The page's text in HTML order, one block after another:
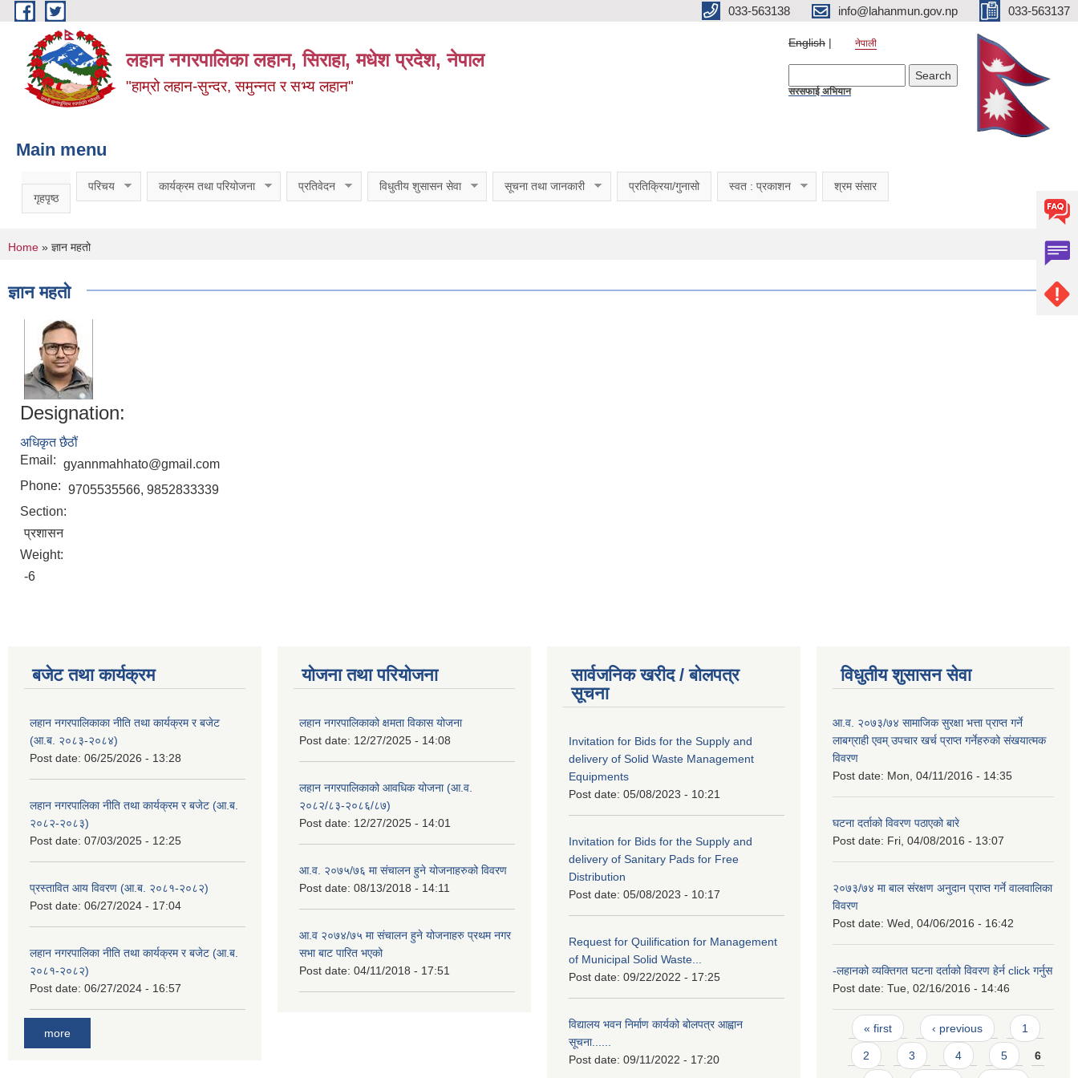
Skip to main content 033-563138 info@lahanmun.gov.np 033-563137
लहान नगरपालिका लहान, सिराहा, मधेश प्रदेश, नेपाल
"हाम्रो लहान-सुन्दर, समुन्नत र सभ्य लहान"
English नेपाली
सरसफाई अभियान
Main menu
गृहपृष्ठ
परिचय कार्यक्रम तथा परियोजना प्रतिवेदन विधुतीय शुसासन सेवा सूचना तथा जानकारी प्रतिक्रिया/गुनासो स्वत : प्रकाशन श्रम संसार
You are here
Home » ज्ञान महतो
ज्ञान महतो
Designation:
अधिकृत छैठौं
Email: gyannmahhato@gmail.com
Phone: 9705535566, 9852833339
Section:
प्रशासन
Weight:
-6
बजेट तथा कार्यक्रम
लहान नगरपालिकाका नीति तथा कार्यक्रम र बजेट
(आ.ब. २०८३-२०८४)
Post date: 06/25/2026 - 13:28
लहान नगरपालिका नीति तथा कार्यक्रम र बजेट (आ.ब.
२०८२-२०८३)
Post date: 07/03/2025 - 12:25
प्रस्तावित आय विवरण (आ.ब. २०८१-२०८२)
Post date: 06/27/2024 - 17:04
लहान नगरपालिका नीति तथा कार्यक्रम र बजेट (आ.ब.
२०८१-२०८२)
Post date: 06/27/2024 - 16:57
more
योजना तथा परियोजना
लहान नगरपालिकाको क्षमता विकास योजना
Post date: 12/27/2025 - 14:08
लहान नगरपालिकाको आवधिक योजना (आ.व.
२०८२/८३-२०८६/८७)
Post date: 12/27/2025 - 14:01
आ.व. २०७५/७६ मा संचालन हुने योजनाहरुको विवरण
Post date: 08/13/2018 - 14:11
आ.व २०७४/७५ मा संचालन हुने योजनाहरु प्रथम नगर
सभा बाट पारित भएको
Post date: 04/11/2018 - 17:51
सार्वजनिक खरीद / बोलपत्र
सूचना
Invitation for Bids for the Supply and
delivery of Solid Waste Management
Equipments
Post date: 05/08/2023 - 10:21
Invitation for Bids for the Supply and
delivery of Sanitary Pads for Free
Distribution
Post date: 05/08/2023 - 10:17
Request for Quilification for Management
of Municipal Solid Waste...
Post date: 09/22/2022 - 17:25
विद्यालय भवन निर्माण कार्यको बोलपत्र आह्वान
सूचना......
Post date: 09/11/2022 - 17:20
विधुतीय शुसासन सेवा
आ.व. २०७३/७४ सामाजिक सुरक्षा भत्ता प्राप्त गर्ने
लाबग्राही एवम् उपचार खर्च प्राप्त गर्नेहरुको संखयात्मक
विवरण
Post date: Mon, 04/11/2016 - 14:35
घटना दर्ताको विवरण पठाएको बारे
Post date: Fri, 04/08/2016 - 13:07
२०७३/७४ मा बाल संरक्षण अनुदान प्राप्त गर्ने वालवालिका
विवरण
Post date: Wed, 04/06/2016 - 16:42
-लहानको व्यक्तिगत घटना दर्ताको विवरण हेर्न click गर्नुस
Post date: Tue, 02/16/2016 - 14:46
Pages
« first ‹ previous 1
2 3 4 5 6